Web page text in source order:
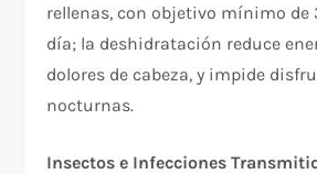
rellenas, con objetivo mínimo de
día; la deshidratación reduce
dolores de cabeza, y impide
nocturnas.
Insectos e Infecciones